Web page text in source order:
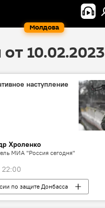
Молдова
10.02.2023
наступление
Хроленко
МИА "Россия сегодня"
22:00
по защите Донбасса
ВС РФ